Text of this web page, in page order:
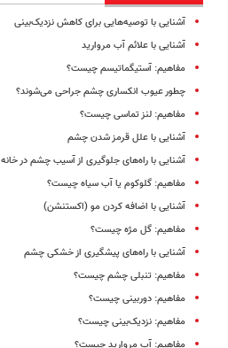
آشنایی با توصیه‌هایی برای کاهش نزدیک‌بینی
آشنایی با علائم آب مروارید
مفاهیم: آستیگماتیسم چیست؟
چطور عیوب انکساری چشم جراحی می‌شوند؟
مفاهیم: لنز تماسی چیست؟
آشنایی با علل قرمز شدن چشم
آشنایی با راه‌های جلوگیری از آسیب چشم در خانه
مفاهیم: گلوکوم یا آب سیاه چیست؟
آشنایی با اضافه کردن مو (ا‌کستنشن)
مفاهیم: گل مژه چیست؟
آشنایی با راه‌های پیشگیری از خشکی چشم
مفاهیم: تنبلی چشم چیست؟
مفاهیم: دوربینی چیست؟
مفاهیم: نزدیک‌بینی چیست؟